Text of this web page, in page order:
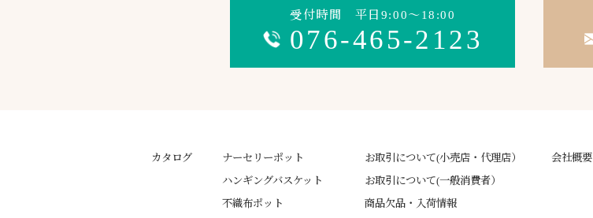
受付時間 平日9:00～18:00
076-465-2123
カタログ
ナーセリーポット
ハンギングバスケット
不織布ポット
お取引について(小売店・代理店）
お取引について(一般消費者）
商品欠品・入荷情報
会社概要